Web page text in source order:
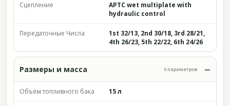
Сцепление
APTC wet multiplate with
hydraulic control
Передаточные Числа
1st 32/13, 2nd 30/18, 3rd 28/21,
4th 26/23, 5th 22/22, 6th 24/26
Размеры и масса 5 параметров
Объём топливного бака 15 л